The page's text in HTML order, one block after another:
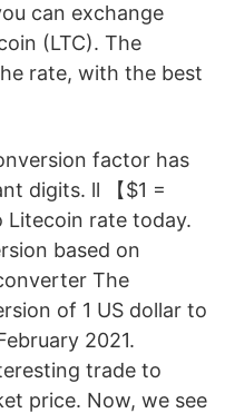
can exchange
(LTC). The
rate, with the best
factor has
digits. ll 【$1 =
Litecoin rate today.
based on
The
of 1 US dollar to
2021.
trade to
price. Now, we see